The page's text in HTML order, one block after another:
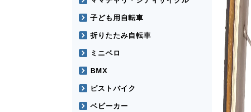
子ども用自転車
折りたたみ自転車
ミニベロ
BMX
ピストバイク
ベビーカー